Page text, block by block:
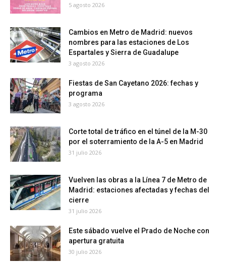
5 agosto 2026
Cambios en Metro de Madrid: nuevos
nombres para las estaciones de Los
Espartales y Sierra de Guadalupe
3 agosto 2026
Fiestas de San Cayetano 2026: fechas y
programa
3 agosto 2026
Corte total de tráfico en el túnel de la M-30
por el soterramiento de la A-5 en Madrid
31 julio 2026
Vuelven las obras a la Línea 7 de Metro de
Madrid: estaciones afectadas y fechas del
cierre
31 julio 2026
Este sábado vuelve el Prado de Noche con
apertura gratuita
30 julio 2026